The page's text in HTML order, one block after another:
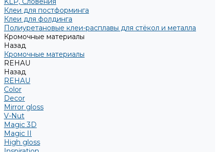
Клеи для постформинга
Клеи для фолдинга
Полиуретановые клеи-расплавы для стёкол и металла
Кромочные материалы
Назад
Кромочные материалы
REHAU
Назад
REHAU
Color
Decor
Mirror gloss
V-Nut
Magic 3D
Magic II
High gloss